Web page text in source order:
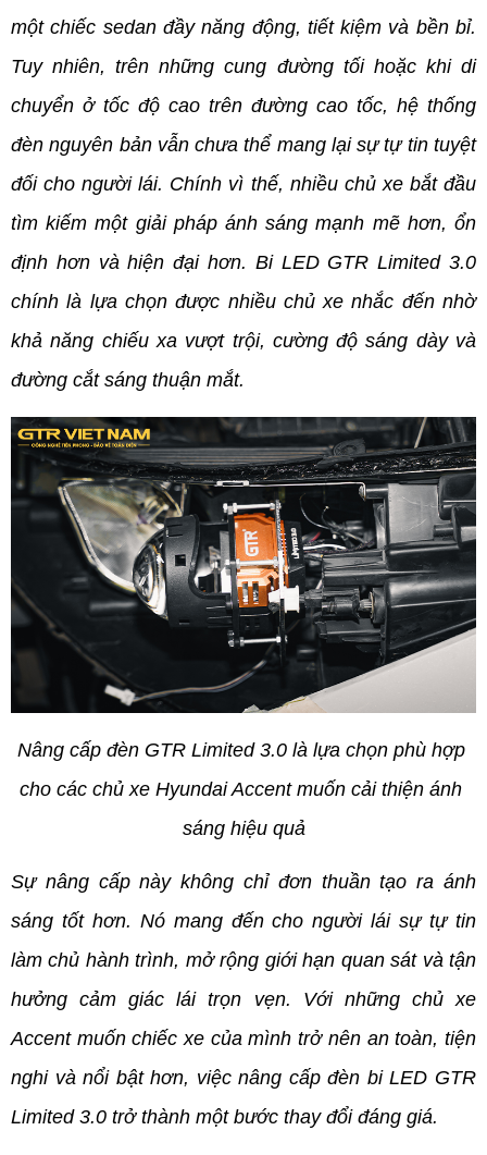
một chiếc sedan đầy năng động, tiết kiệm và bền bỉ.
Tuy nhiên, trên những cung đường tối hoặc khi di
chuyển ở tốc độ cao trên đường cao tốc, hệ thống
đèn nguyên bản vẫn chưa thể mang lại sự tự tin tuyệt
đối cho người lái. Chính vì thế, nhiều chủ xe bắt đầu
tìm kiếm một giải pháp ánh sáng mạnh mẽ hơn, ổn
định hơn và hiện đại hơn. Bi LED GTR Limited 3.0
chính là lựa chọn được nhiều chủ xe nhắc đến nhờ
khả năng chiếu xa vượt trội, cường độ sáng dày và
đường cắt sáng thuận mắt.
Nâng cấp đèn GTR Limited 3.0 là lựa chọn phù hợp
cho các chủ xe Hyundai Accent muốn cải thiện ánh
sáng hiệu quả
Sự nâng cấp này không chỉ đơn thuần tạo ra ánh
sáng tốt hơn. Nó mang đến cho người lái sự tự tin
làm chủ hành trình, mở rộng giới hạn quan sát và tận
hưởng cảm giác lái trọn vẹn. Với những chủ xe
Accent muốn chiếc xe của mình trở nên an toàn, tiện
nghi và nổi bật hơn, việc nâng cấp đèn bi LED GTR
Limited 3.0 trở thành một bước thay đổi đáng giá.